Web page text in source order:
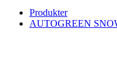
Produkter
AUTOGREEN